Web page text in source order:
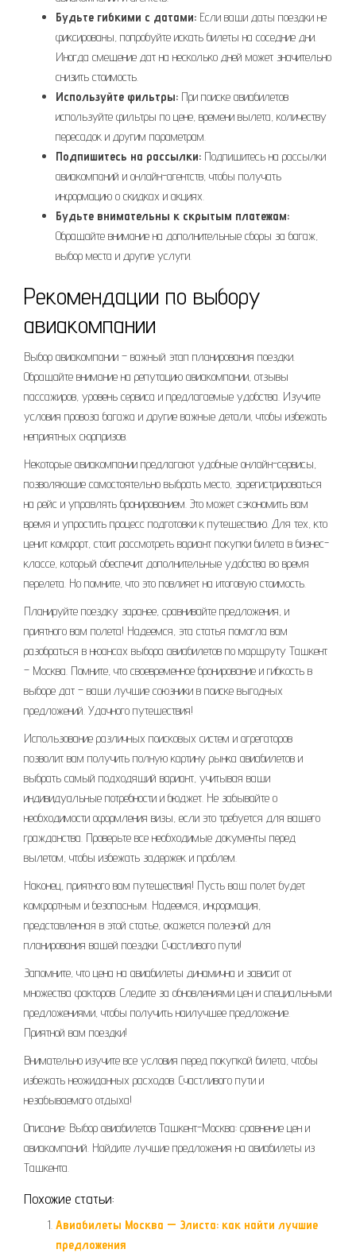
Будьте гибкими с датами: Если ваши даты поездки не
фиксированы, попробуйте искать билеты на соседние дни.
Иногда смещение дат на несколько дней может значительно
снизить стоимость.
Используйте фильтры: При поиске авиабилетов
используйте фильтры по цене, времени вылета, количеству
пересадок и другим параметрам.
Подпишитесь на рассылки: Подпишитесь на рассылки
авиакомпаний и онлайн-агентств, чтобы получать
информацию о скидках и акциях.
Будьте внимательны к скрытым платежам:
Обращайте внимание на дополнительные сборы за багаж,
выбор места и другие услуги.
Рекомендации по выбору
авиакомпании
Выбор авиакомпании – важный этап планирования поездки.
Обращайте внимание на репутацию авиакомпании, отзывы
пассажиров, уровень сервиса и предлагаемые удобства. Изучите
условия провоза багажа и другие важные детали, чтобы избежать
неприятных сюрпризов.
Некоторые авиакомпании предлагают удобные онлайн-сервисы,
позволяющие самостоятельно выбрать место, зарегистрироваться
на рейс и управлять бронированием. Это может сэкономить вам
время и упростить процесс подготовки к путешествию. Для тех, кто
ценит комфорт, стоит рассмотреть вариант покупки билета в бизнес-
классе, который обеспечит дополнительные удобства во время
перелета. Но помните, что это повлияет на итоговую стоимость.
Планируйте поездку заранее, сравнивайте предложения, и
приятного вам полета! Надеемся, эта статья помогла вам
разобраться в нюансах выбора авиабилетов по маршруту Ташкент
– Москва. Помните, что своевременное бронирование и гибкость в
выборе дат – ваши лучшие союзники в поиске выгодных
предложений. Удачного путешествия!
Использование различных поисковых систем и агрегаторов
позволит вам получить полную картину рынка авиабилетов и
выбрать самый подходящий вариант, учитывая ваши
индивидуальные потребности и бюджет. Не забывайте о
необходимости оформления визы, если это требуется для вашего
гражданства. Проверьте все необходимые документы перед
вылетом, чтобы избежать задержек и проблем.
Наконец, приятного вам путешествия! Пусть ваш полет будет
комфортным и безопасным. Надеемся, информация,
представленная в этой статье, окажется полезной для
планирования вашей поездки. Счастливого пути!
Запомните, что цена на авиабилеты динамична и зависит от
множества факторов. Следите за обновлениями цен и специальными
предложениями, чтобы получить наилучшее предложение.
Приятной вам поездки!
Внимательно изучите все условия перед покупкой билета, чтобы
избежать неожиданных расходов. Счастливого пути и
незабываемого отдыха!
Описание: Выбор авиабилетов Ташкент-Москва: сравнение цен и
авиакомпаний. Найдите лучшие предложения на авиабилеты из
Ташкента.
Похожие статьи:
Авиабилеты Москва — Элиста: как найти лучшие
предложения